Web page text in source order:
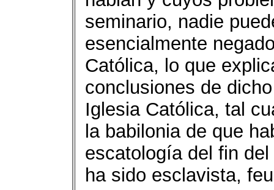
seminario, nadie
esencialmente
Católica, lo que
conclusiones de
Iglesia Católica, tal
la babilonia de que
escatología del fin
ha sido esclavista,